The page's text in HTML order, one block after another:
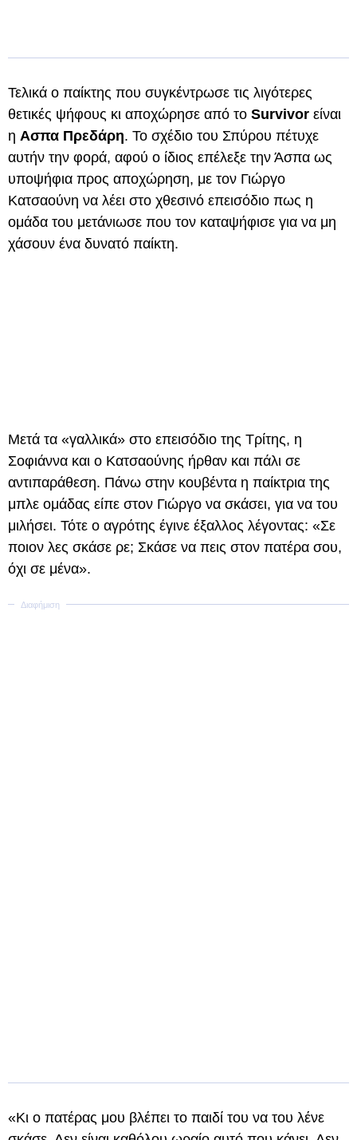
Τελικά ο παίκτης που συγκέντρωσε τις λιγότερες
θετικές ψήφους κι αποχώρησε από το Survivor είναι
η Ασπα Πρεδάρη. Το σχέδιο του Σπύρου πέτυχε
αυτήν την φορά, αφού ο ίδιος επέλεξε την Άσπα ως
υποψήφια προς αποχώρηση, με τον Γιώργο
Κατσαούνη να λέει στο χθεσινό επεισόδιο πως η
ομάδα του μετάνιωσε που τον καταψήφισε για να μη
χάσουν ένα δυνατό παίκτη.
Μετά τα «γαλλικά» στο επεισόδιο της Τρίτης, η
Σοφιάννα και ο Κατσαούνης ήρθαν και πάλι σε
αντιπαράθεση. Πάνω στην κουβέντα η παίκτρια της
μπλε ομάδας είπε στον Γιώργο να σκάσει, για να του
μιλήσει. Τότε ο αγρότης έγινε έξαλλος λέγοντας: «Σε
ποιον λες σκάσε ρε; Σκάσε να πεις στον πατέρα σου,
όχι σε μένα».
«Κι ο πατέρας μου βλέπει το παιδί του να του λένε